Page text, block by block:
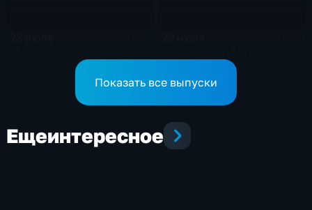
Показать все выпуски
Ещеинтересное